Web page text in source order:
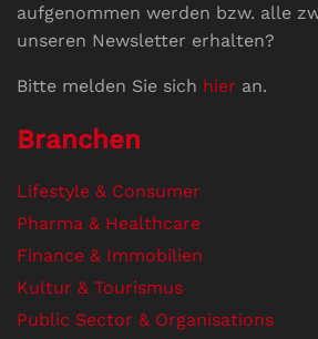
aufgenommen werden bzw. alle
unseren Newsletter erhalten?
Bitte melden Sie sich hier an.
Branchen
Lifestyle & Consumer
Pharma & Healthcare
Finance & Immobilien
Kultur & Tourismus
Public Sector & Organisations